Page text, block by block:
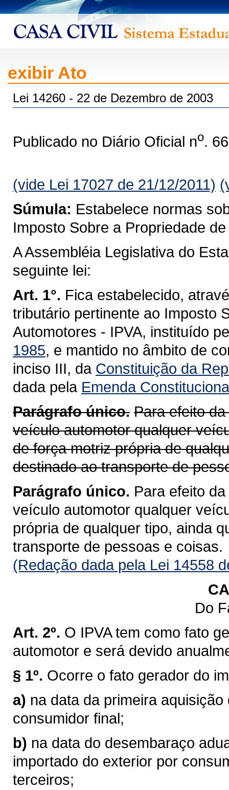
exibir Ato
Lei 14260 - 22 de Dezembro de 2003
Publicado no Diário Oficial no.
(vide Lei 17027 de 21/12/2011)
Súmula: Estabelece normas
Imposto Sobre a Propriedade
A Assembléia Legislativa do
seguinte lei:
Art. 1°. Fica estabelecido,
tributário pertinente ao Imposto
Automotores - IPVA, instituído
1985, e mantido no âmbito de
inciso III, da Constituição da
dada pela Emenda
Parágrafo único. Para efeito
veículo automotor qualquer
de força motriz própria de
destinado ao transporte de
Parágrafo único. Para efeito
veículo automotor qualquer
própria de qualquer tipo, ainda
transporte de pessoas e coisas.
(Redação dada pela Lei 14558
Do
Art. 2º. O IPVA tem como fato
automotor e será devido
§ 1º. Ocorre o fato gerador do
a) na data da primeira
consumidor final;
b) na data do desembaraço
importado do exterior por
terceiros;